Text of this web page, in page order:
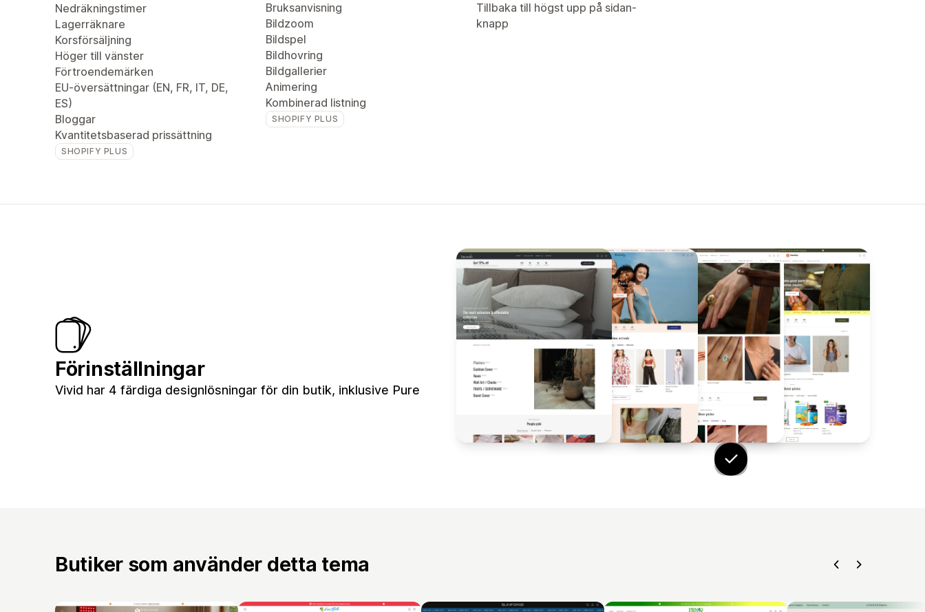
Nedräkningstimer
Lagerräknare
Korsförsäljning
Höger till vänster
Förtroendemärken
EU-översättningar (EN, FR, IT, DE,
ES)
Bloggar
Kvantitetsbaserad prissättning
SHOPIFY PLUS
Bruksanvisning
Bildzoom
Bildspel
Bildhovring
Bildgallerier
Animering
Kombinerad listning
SHOPIFY PLUS
Tillbaka till högst upp på sidan-
knapp
Förinställningar
Vivid har 4 färdiga designlösningar för din butik, inklusive Pure
Butiker som använder detta tema